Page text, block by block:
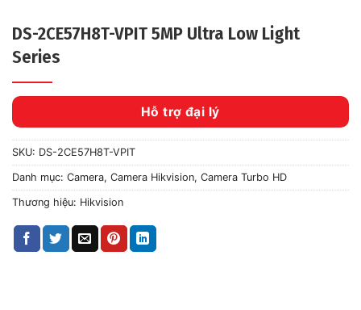
DS-2CE57H8T-VPIT 5MP Ultra Low Light
Series
Hỗ trợ đại lý
SKU: DS-2CE57H8T-VPIT
Danh mục: Camera, Camera Hikvision, Camera Turbo HD
Thương hiệu: Hikvision